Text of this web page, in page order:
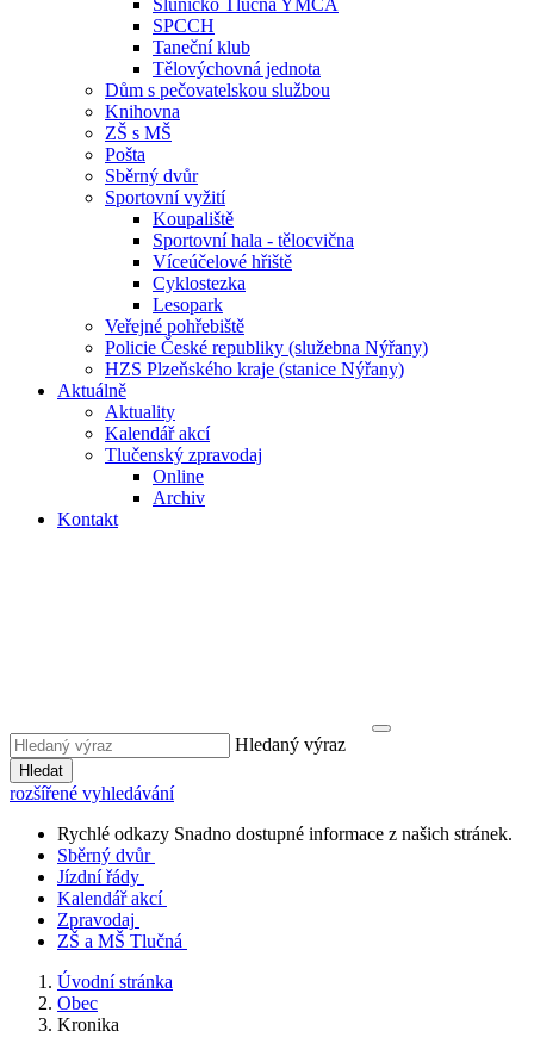
Sluníčko Tlučná YMCA
SPCCH
Taneční klub
Tělovýchovná jednota
Dům s pečovatelskou službou
Knihovna
ZŠ s MŠ
Pošta
Sběrný dvůr
Sportovní vyžití
Koupaliště
Sportovní hala - tělocvična
Víceúčelové hřiště
Cyklostezka
Lesopark
Veřejné pohřebiště
Policie České republiky (služebna Nýřany)
HZS Plzeňského kraje (stanice Nýřany)
Aktuálně
Aktuality
Kalendář akcí
Tlučenský zpravodaj
Online
Archiv
Kontakt
Hledaný výraz
Hledat
rozšířené vyhledávání
Rychlé odkazy Snadno dostupné informace z našich stránek.
Sběrný dvůr
Jízdní řády
Kalendář akcí
Zpravodaj
ZŠ a MŠ Tlučná
Úvodní stránka
Obec
Kronika